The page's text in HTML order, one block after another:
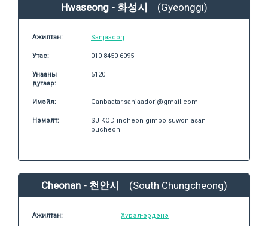
Hwaseong - 화성시 (Gyeonggi)
Ажилтан: Sanjaadorj
Утас: 010-8450-6095
Унааны
дугаар:
5120
Имэйл: Ganbaatar.sanjaadorj@gmail.com
Нэмэлт:
SJ KOD incheon gimpo suwon asan
bucheon
Cheonan - 천안시 (South Chungcheong)
Ажилтан: Хүрэл-эрдэнэ